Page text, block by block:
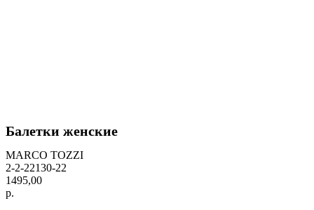
Балетки женские
MARCO TOZZI
2-2-22130-22
1495,00
р.